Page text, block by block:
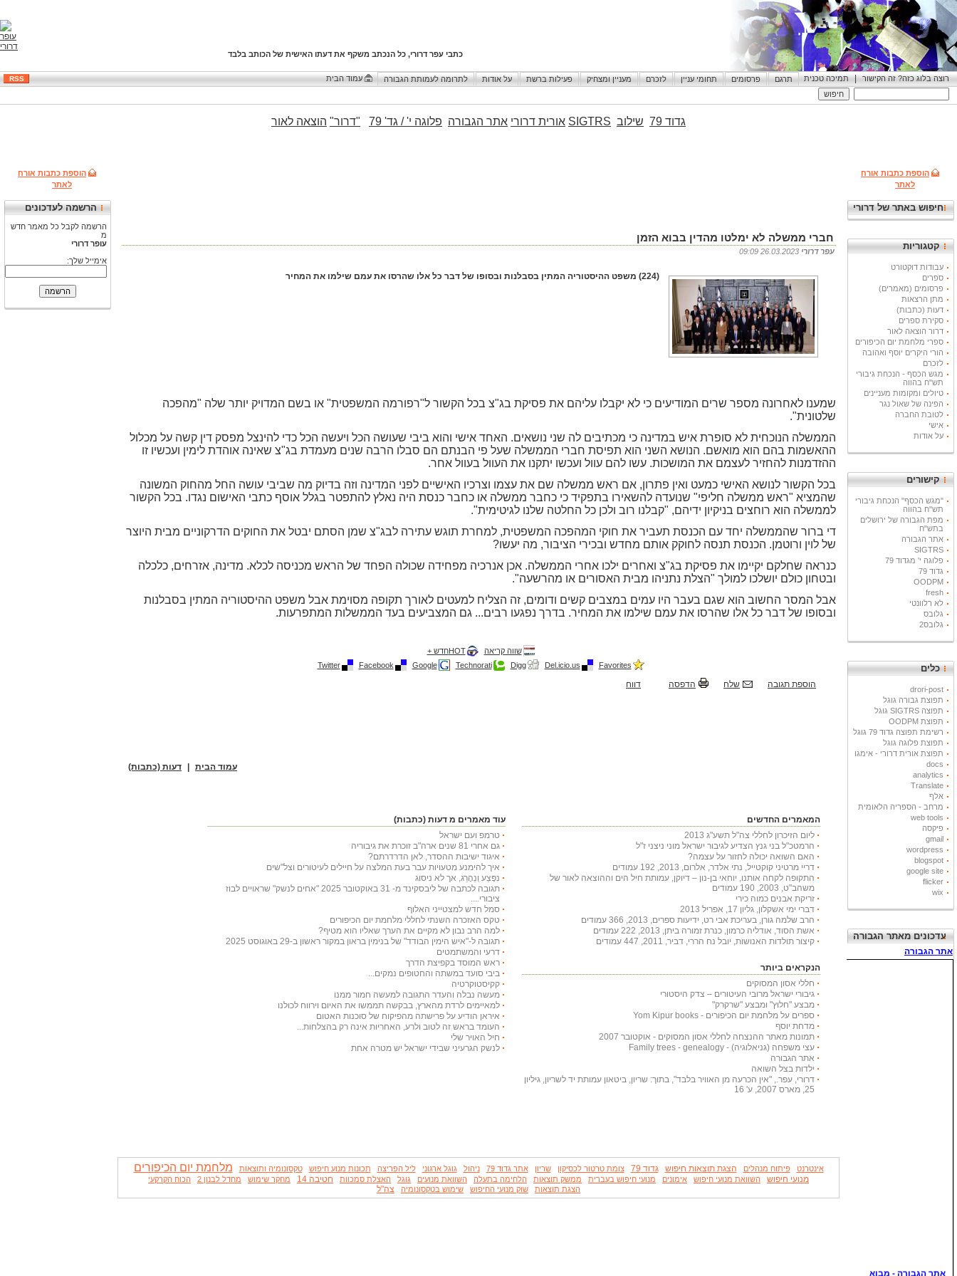
כתבי עפר דרורי, כל הנכתב משקף את דעתו האישית של הכותב בלבד
RSS רוצה בלוג כזה? זה הקישור | תמיכה טכנית תרגם פרסומים תחומי עניין לזכרם מעניין ומצחיק פעילות ברשת על אודות לתרומה לעמותת הגבורה עמוד הבית
הוספת כתבות אורח
לאתר
הרשמה לעדכונים
הרשמה לקבל כל מאמר חדש
מ
עופר דרורי
אימייל שלך:
הוספת כתבות אורח
לאתר
חיפוש באתר של דרורי
קטגוריות
עבודות דוקטורט
ספרים
פרסומים (מאמרים)
מתן הרצאות
דעות (כתבות)
סקירת ספרים
דרור הוצאה לאור
ספרי מלחמת יום הכיפורים
הורי היקרים יוסף ואהובה
לזכרם
מגש הכסף - הנכחת גיבורי
תש"ח בהווה
טיולים ומקומות מעניינים
הפינה של שאול נגר
לטובת החברה
אישי
על אודות
קישורים
"מגש הכסף" הנכחת גיבורי
תש"ח בהווה
מפת הגבורה של ירושלים
בתש"ח
אתר הגבורה
SIGTRS
פלוגה י' מגדוד 79
גדוד 79
OODPM
fresh
לא רלוונטי
גלובס
גלובס2
כלים
drori-post
תפוצת גבורה גוגל
תפוצה SIGTRS גוגל
תפוצת OODPM
רשימת תפוצה גדוד 79 גוגל
תפוצת פלוגה גוגל
תפוצת אורית דרורי - אימגו
docs
analytics
Translate
אלף
מרחב - הספריה הלאומית
web tools
פיקסה
gmail
wordpress
blogspot
google site
flicker
wix
עדכונים מאתר הגבורה
גדוד 79 שילוב SIGTRS אורית דרורי אתר הגבורה פלוגה י' / גד' 79 "דרור" הוצאה לאור
חברי ממשלה לא ימלטו מהדין בבוא הזמן
עפר דרורי
(224) משפט ההיסטוריה המתין בסבלנות ובסופו של דבר כל אלו שהרסו את עמם שילמו את המחיר
שמענו לאחרונה מספר שרים המודיעים כי לא יקבלו עליהם את פסיקת בג"צ בכל הקשור ל"רפורמה המשפטית" או בשם המדויק יותר שלה "מהפכה
שלטונית".
הממשלה הנוכחית לא סופרת איש במדינה כי מכתיבים לה שני נושאים. האחד אישי והוא ביבי שעושה הכל ויעשה הכל כדי להינצל מפסק דין קשה על מכלול
ההאשמות בהם הוא מואשם. הנושא השני הוא תפיסת חברי הממשלה שעל פי הבנתם הם סבלו הרבה שנים מעמדת בג"צ שאינה אוהדת לימין ועכשיו זו
ההזדמנות להחזיר לעצמם את המושכות. עשו להם עוול ועכשו יתקנו את העוול בעוול אחר.
בכל הקשור לנושא האישי כמעט ואין פתרון, אם ראש ממשלה שם את עצמו וצרכיו האישיים לפני המדינה וזה בדיוק מה שביבי עושה החל מהחוק המשונה
שהמציא "ראש ממשלה חליפי" שנועדה להשאירו בתפקיד כי כחבר ממשלה או כחבר כנסת היה נאלץ להתפטר בגלל אוסף כתבי האישום נגדו. בכל הקשור
לממשלה הוא רוחצים בניקיון ידיהם, "קבלנו רוב ולכן כל החלטה שלנו לגיטימית".
די ברור שהממשלה יחד עם הכנסת תעביר את חוקי המהפכה המשפטית, למחרת תוגש עתירה לבג"צ שמן הסתם יבטל את החוקים הדרקוניים מבית היוצר
של לוין ורוטמן. הכנסת תנסה לחוקק אותם מחדש ובכירי הציבור, מה יעשו?
כנראה שחלקם יקיימו את פסיקת בג"צ ואחרים ילכו אחרי הממשלה. אכן אנרכיה מפחידה שכולה הפחד של הראש מכניסה לכלא. מדינה, אזרחים, כלכלה
ובטחון כולם יושלכו למולך "הצלת נתניהו מבית האסורים או מהרשעה".
אבל המסר החשוב הוא שגם בעבר היו עמים במצבים קשים ודומים, זה הצליח למעטים לאורך תקופה מסוימת אבל משפט ההיסטוריה המתין בסבלנות
ובסופו של דבר כל אלו שהרסו את עמם שילמו את המחיר. בדרך נפגעו רבים... גם המצביעים בעד הממשלות המתפרעות.
שווה קריאה
HOTחדש +
Favorites
Del.icio.us
Digg
Technorati
Google
Facebook
Twitter
הוספת תגובה שלח הדפסה דווח
עמוד הבית דעות (כתבות)
המאמרים החדשים
ליום הזיכרון לחללי צה"ל תשע"ג 2013
הרמטכ"ל בני גנץ הצדיע לגיבור ישראל מוני ניצני ז"ל
האם השואה יכולה לחזור על עצמה?
דריי מרטיני קוקטייל, נתי אלדר, אלרום, 2013, 192 עמודים
התקופה לקחה אותנו, יוחאי בן-נון – דיוקן, עמותת חיל הים וההוצאה לאור של
משהב"ט, 2003, 190 עמודים
זריקת אבנים כמוה כירי
דברי ימי אשקלון, גליון 17, אפריל 2013
הרב שלמה גורן, בעריכת אבי רט, ידיעות ספרים, 2013, 366 עמודים
אשת הסוד, אודליה כרמון, כנרת זמורה ביתן, 2013, 222 עמודים
קיצור תולדות האנושות, יובל נח הררי, דביר, 2011, 447 עמודים
הנקראים ביותר
חללי אסון המסוקים
גיבורי ישראל מרובי העיטורים – צדק היסטורי
מבצע "חלוץ" ומבצע "שרקרק"
ספרים על מלחמת יום הכיפורים - Yom Kipur books
מדחת יוסף
תמונות מאתר ההנצחה לחללי אסון המסוקים - אוקטובר 2007
עצי משפחה (גניאלוגיה) - Family trees - genealogy
אתר הגבורה
ילדות בצל השואה
דרורי, עפר., "אין הכרעה מן האוויר בלבד", בתוך: שריון, ביטאון עמותת יד לשריון, גיליון
25, מארס 2007, ע' 16
עוד מאמרים מ דעות (כתבות)
טרמפ ועם ישראל
גם אחרי 81 שנים ארה"ב זוכרת את גיבוריה
איגוד ישיבות ההסדר, לאן הדרדרתם?
איך להימנע מטעויות עבר בעת המלצה על חיילים לעיטורים וצל"שים
נִפָּצַע וְנֵהָרֵג, אך לא ניסוג
תגובה לכתבה של ליבסקינד מ- 31 באוקטובר 2025 "אחים לנשק" שראויים לבוז
ציבורי....
סמל חדש למצטייני האלוף
טקס האזכרה השנתי לחללי מלחמת יום הכיפורים
למה הרב נבון לא מקיים את הערך שאליו הוא מטיף?
תגובה ל-"איש הימין הבודד" של בנימין בראון במקור ראשון ב-29 באוגוסט 2025
דרעי והמשתמטים
ראש המוסד בקפיצת הדרך
ביבי סועד במשתה והחטופים נמקים...
קקיסטוקרטיה
מעשה נבלה והעדר התגובה למעשה חמור ממנו
למאיימים לרדת מהארץ, בבקשה תממשו את האיום וירווח לכולנו
איראן הודיע על פרישתה מהפיקוח של סוכנות האטום
העומד בראש זה לטוב ולרע, האחריות אינה רק בהצלחות...
חיל האויר שלי
לנשק הגרעיני שבידי ישראל יש מטרה אחת
אינטרנט פיתוח מנהלים הצגת תוצאות חיפוש גדוד 79 צומת טרטור לכסיקון שריון אתר גדוד 79 ניהול גוגל ארגוני ליל הפריצה תכונות מנוע חיפוש טקסונומיה ותוצאות מלחמת יום הכיפורים
מנועי חיפוש השוואת מנועי חיפוש אימונים מנועי חיפוש בעברית ממשק תוצאות הלחימה בתעלה השוואת מנועים גוגל האצלת סמכוות חטיבה 14 מחקר שימוש מחדל לבנון 2
הכוח הקרקעי
הצגת תוצאות
שוק מנועי החיפוש שימוש בטקסונומיה צה"ל